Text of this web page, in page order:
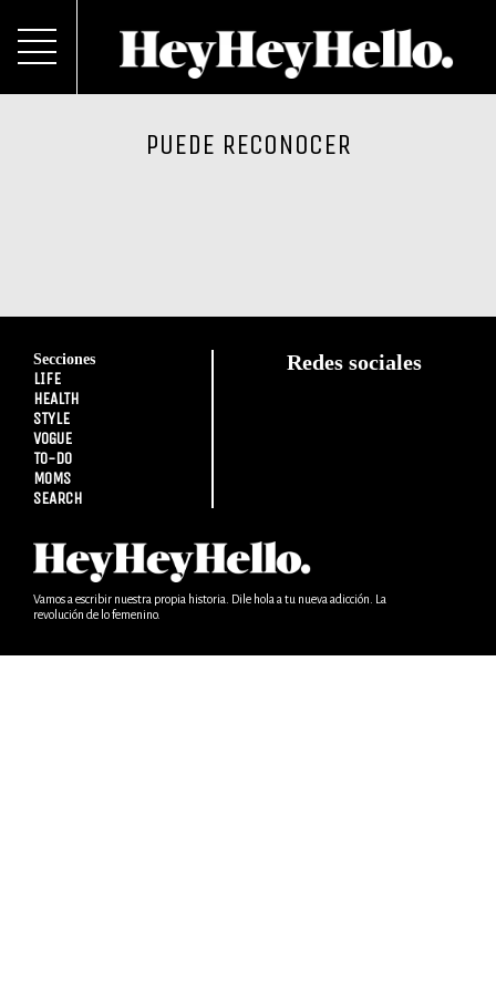
PUEDE RECONOCER
Secciones
LIFE
HEALTH
STYLE
VOGUE
TO-DO
MOMS
SEARCH
Redes sociales
Vamos a escribir nuestra propia historia. Dile hola a tu nueva adicción. La
revolución de lo femenino.